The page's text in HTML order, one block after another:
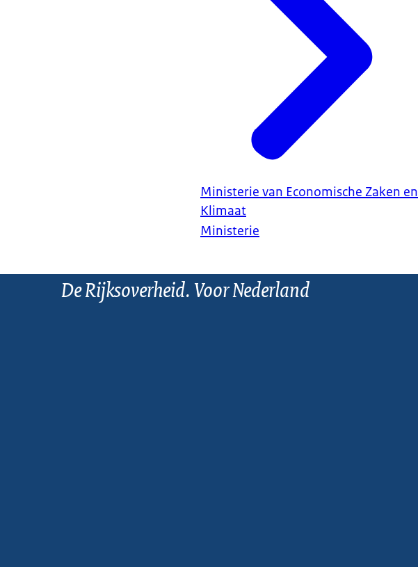
Ministerie van Economische Zaken en
Klimaat
Ministerie
De Rijksoverheid. Voor Nederland